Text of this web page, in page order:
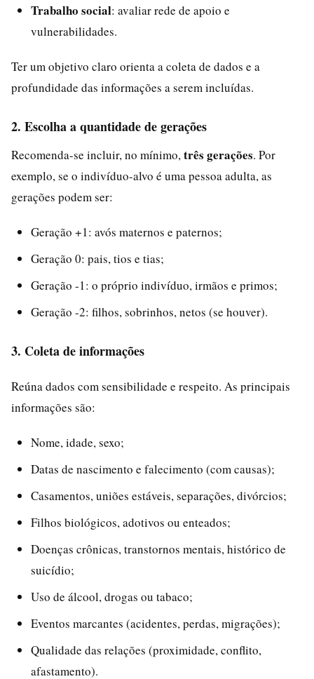
Trabalho social: avaliar rede de apoio e
vulnerabilidades.
Ter um objetivo claro orienta a coleta de dados e a
profundidade das informações a serem incluídas.
2. Escolha a quantidade de gerações
Recomenda-se incluir, no mínimo, três gerações. Por
exemplo, se o indivíduo-alvo é uma pessoa adulta, as
gerações podem ser:
Geração +1: avós maternos e paternos;
Geração 0: pais, tios e tias;
Geração -1: o próprio indivíduo, irmãos e primos;
Geração -2: filhos, sobrinhos, netos (se houver).
3. Coleta de informações
Reúna dados com sensibilidade e respeito. As principais
informações são:
Nome, idade, sexo;
Datas de nascimento e falecimento (com causas);
Casamentos, uniões estáveis, separações, divórcios;
Filhos biológicos, adotivos ou enteados;
Doenças crônicas, transtornos mentais, histórico de
suicídio;
Uso de álcool, drogas ou tabaco;
Eventos marcantes (acidentes, perdas, migrações);
Qualidade das relações (proximidade, conflito,
afastamento).